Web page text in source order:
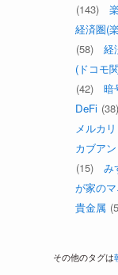
(143)
経済圏(
(58)
経
(ドコモ
(42)
暗
DeFi (38)
メルカリ
カブア
(15)
み
が家の
貴金属
その他のタグは